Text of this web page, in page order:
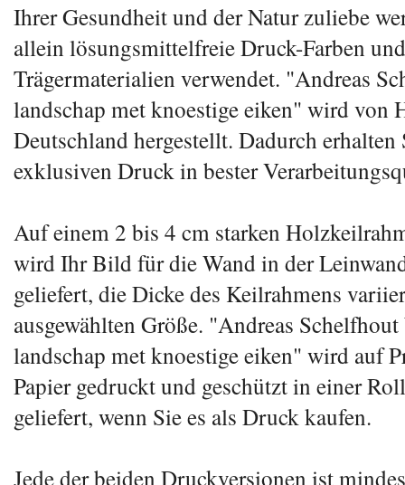
Ihrer Gesundheit und der Natur zuliebe
allein lösungsmittelfreie Druck-Farben
Trägermaterialien verwendet. "Andreas
landschap met knoestige eiken" wird von
Deutschland hergestellt. Dadurch erhalten
exklusiven Druck in bester
Auf einem 2 bis 4 cm starken
wird Ihr Bild für die Wand in der
geliefert, die Dicke des Keilrahmens
ausgewählten Größe. "Andreas
landschap met knoestige eiken" wird auf
Papier gedruckt und geschützt in einer
geliefert, wenn Sie es als Druck kaufen.
Jede der beiden Druckversionen ist